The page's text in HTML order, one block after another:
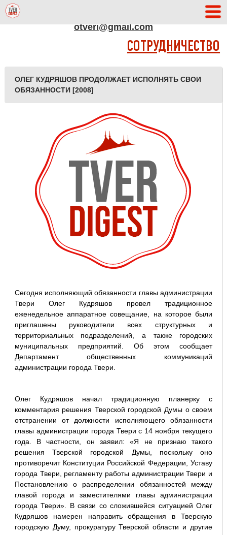
otveri@gmail.com
СОТРУДНИЧЕСТВО
ОЛЕГ КУДРЯШОВ ПРОДОЛЖАЕТ ИСПОЛНЯТЬ СВОИ
ОБЯЗАННОСТИ [2008]
Сегодня исполняющий обязанности главы администрации
Твери Олег Кудряшов провел традиционное
еженедельное аппаратное совещание, на которое были
приглашены руководители всех структурных и
территориальных подразделений, а также городских
муниципальных предприятий. Об этом сообщает
Департамент общественных коммуникаций
администрации города Твери.
Олег Кудряшов начал традиционную планерку с
комментария решения Тверской городской Думы о своем
отстранении от должности исполняющего обязанности
главы администрации города Твери с 14 ноября текущего
года. В частности, он заявил: «Я не признаю такого
решения Тверской городской Думы, поскольку оно
противоречит Конституции Российской Федерации, Уставу
города Твери, регламенту работы администрации Твери и
Постановлению о распределении обязанностей между
главой города и заместителями главы администрации
города Твери». В связи со сложившейся ситуацией Олег
Кудряшов намерен направить обращения в Тверскую
городскую Думу, прокуратуру Тверской области и другие